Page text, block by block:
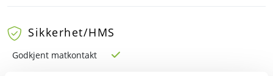
Sikkerhet/HMS
Godkjent matkontakt